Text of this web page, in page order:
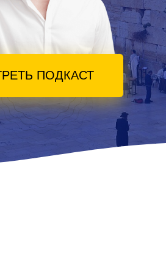
ПОДКАСТ